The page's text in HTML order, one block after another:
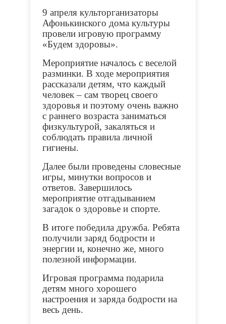
9 апреля культорганизаторы
Афонькинского дома культуры
провели игровую программу
«Будем здоровы».
Мероприятие началось с веселой
разминки. В ходе мероприятия
рассказали детям, что каждый
человек – сам творец своего
здоровья и поэтому очень важно
с раннего возраста заниматься
физкультурой, закаляться и
соблюдать правила личной
гигиены.
Далее были проведены словесные
игры, минутки вопросов и
ответов. Завершилось
мероприятие отгадыванием
загадок о здоровье и спорте.
В итоге победила дружба. Ребята
получили заряд бодрости и
энергии и, конечно же, много
полезной информации.
Игровая программа подарила
детям много хорошего
настроения и заряда бодрости на
весь день.